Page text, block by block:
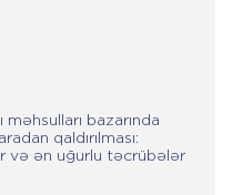
bazarında
qaldırılması:
və ən uğurlu təcrübələr